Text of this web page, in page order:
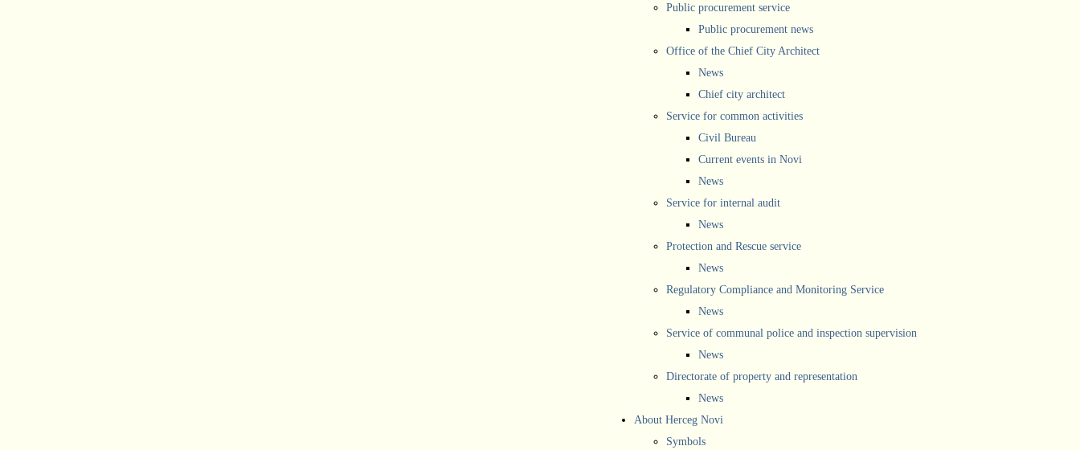
Public procurement service
Public procurement news
Office of the Chief City Architect
News
Chief city architect
Service for common activities
Civil Bureau
Current events in Novi
News
Service for internal audit
News
Protection and Rescue service
News
Regulatory Compliance and Monitoring Service
News
Service of communal police and inspection supervision
News
Directorate of property and representation
News
About Herceg Novi
Symbols